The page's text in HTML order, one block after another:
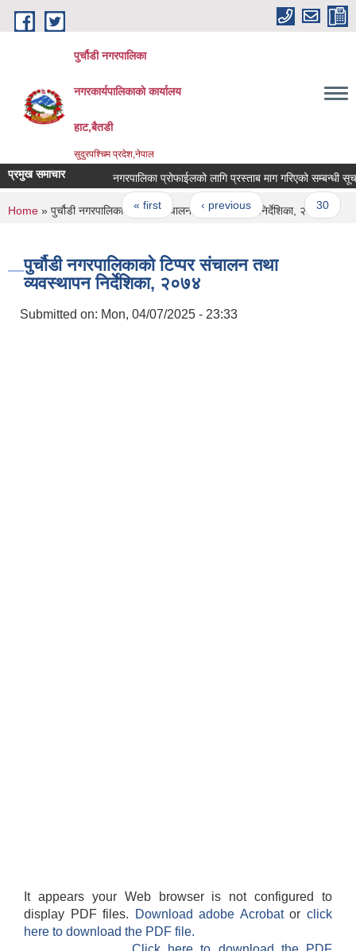
Skip to main content
पुर्चौडी नगरपालिका
नगरकार्यपालिकाकाे कार्यालय
हाट,बैतडी
सुदुरपश्चिम प्रदेश,नेपाल
प्रमुख समाचार नगरपालिका प्रोफाईलको लागि प्रस्ताब माग गरिएको सम्बन्धी सूचना .
Pages
« first ‹ previous … 30
You are here
Home » पुर्चौडी नगरपालिकाको टिप्पर संचालन तथा व्यवस्थापन निर्देशिका, २०७४
पुर्चौडी नगरपालिकाको टिप्पर संचालन तथा
व्यवस्थापन निर्देशिका, २०७४
Submitted on: Mon, 04/07/2025 - 23:33
It appears your Web browser is not configured to
display PDF files.
Download adobe Acrobatorclick
here to download the PDF file.